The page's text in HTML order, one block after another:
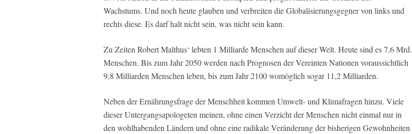
Wachstums. Und noch heute glauben und verbreiten die Globalisierungsgegner von links und
rechts diese. Es darf halt nicht sein, was nicht sein kann.
Zu Zeiten Robert Malthus‘ lebten 1 Milliarde Menschen auf dieser Welt. Heute sind es 7,6 Mrd.
Menschen. Bis zum Jahr 2050 werden nach Prognosen der Vereinten Nationen voraussichtlich
9,8 Milliarden Menschen leben, bis zum Jahr 2100 womöglich sogar 11,2 Milliarden.
Neben der Ernährungsfrage der Menschheit kommen Umwelt- und Klimafragen hinzu. Viele
dieser Untergangsapologeten meinen, ohne einen Verzicht der Menschen nicht einmal nur in
den wohlhabenden Ländern und ohne eine radikale Veränderung der bisherigen Gewohnheiten